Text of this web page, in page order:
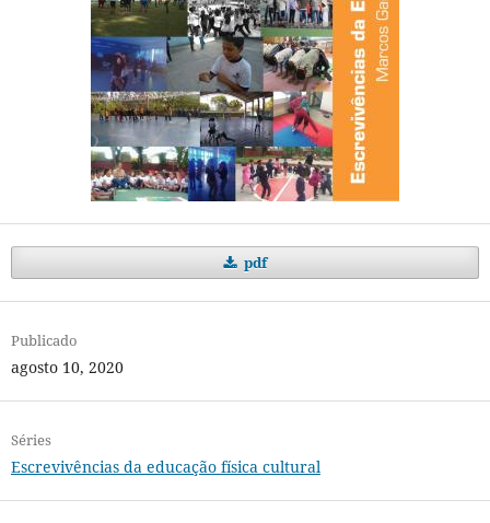
pdf
Publicado
agosto 10, 2020
Séries
Escrevivências da educação física cultural